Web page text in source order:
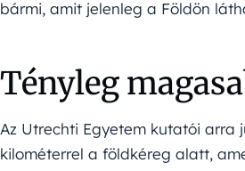
bármi, amit jelenleg a Földön
Tényleg
Az Utrechti Egyetem kutatói
kilométerrel a földkéreg alatt,